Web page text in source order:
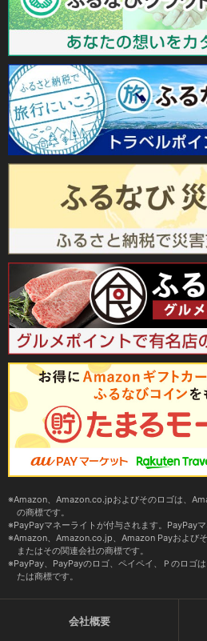
Amazon、Amazon.co.jpおよびそのロゴは、
の商標です。
PayPayマネーライトが付与されます。PayPay
Amazon、Amazon.co.jp、Amazon Payおよび
またはその関連会社の商標です。
PayPay、PayPayのロゴ、ペイペイ、Ｐのロゴ
たは商標です。
会社概要